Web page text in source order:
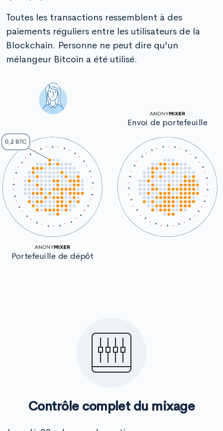
Toutes les transactions ressemblent à des
paiements réguliers entre les utilisateurs de la
Blockchain. Personne ne peut dire qu'un
mélangeur Bitcoin a été utilisé.
Portefeuille de dépôt
0,2 BTC
Envoi de portefeuille
Contrôle complet du mixage